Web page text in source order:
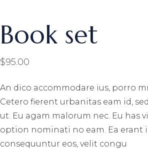
Book set
$95.00
An dico accommodare ius, porro
Cetero fierent urbanitas eam id,
ut. Eu agam malorum nec. Eu has
option nominati no eam. Ea erant
consequuntur eos, velit congu